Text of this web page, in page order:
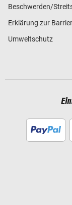
Beschwerden/
Erklärung zur
Umweltschutz